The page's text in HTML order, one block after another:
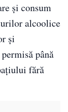
şi consum
alcoolice
şi
până
fără